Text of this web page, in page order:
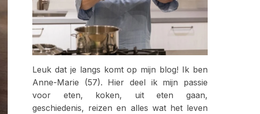
Leuk dat je langs komt op mijn blog! Ik ben
Anne-Marie (57). Hier deel ik mijn passie
voor eten, koken, uit eten gaan,
geschiedenis, reizen en alles wat het leven